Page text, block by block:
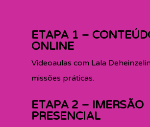
ETAPA 1 –
ONLINE
Videoaulas com Lala
missões práticas.
ETAPA 2 – IMERSÃO
PRESENCIAL